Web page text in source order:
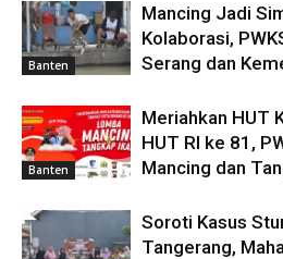
Banten
Mancing Jadi
Kolaborasi,
Serang dan
Banten
Meriahkan HUT
HUT RI ke 81,
Mancing dan
Soroti Kasus
Tangerang,